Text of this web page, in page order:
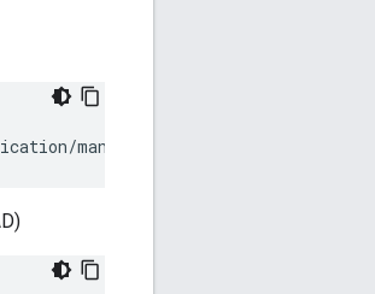
management-server/